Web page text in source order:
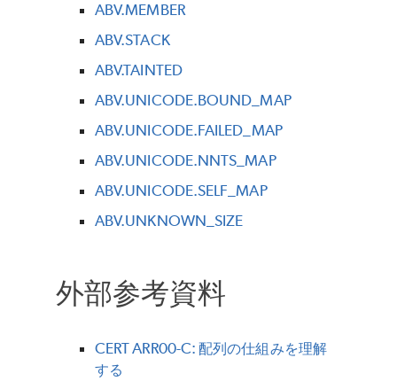
ABV.MEMBER
ABV.STACK
ABV.TAINTED
ABV.UNICODE.BOUND_MAP
ABV.UNICODE.FAILED_MAP
ABV.UNICODE.NNTS_MAP
ABV.UNICODE.SELF_MAP
ABV.UNKNOWN_SIZE
外部参考資料
CERT ARR00-C: 配列の仕組みを理解
する